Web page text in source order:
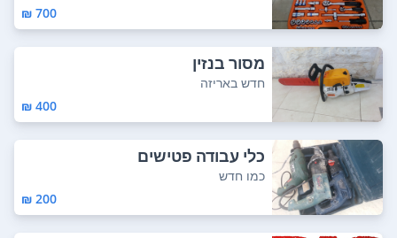
700 ₪
מסור בנזין
חדש באריזה
400 ₪
כלי עבודה פטישים
כמו חדש
200 ₪